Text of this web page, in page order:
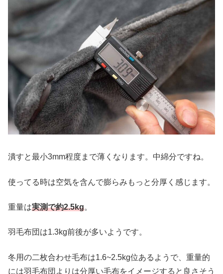
潰すと最小3mm程度まで薄くなります。中綿分ですね。
使ってる時は空気を含んで膨らみもっと分厚く感じます。
重量は実測で約2.5kg。
羽毛布団は1.3kg前後が多いようです。
冬用の二枚合わせ毛布は1.6~2.5kg位あるようで、重量的
には羽毛布団よりは分厚い毛布をイメージすると良さそう